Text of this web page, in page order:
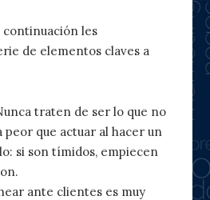
continuación les
de elementos claves a
traten de ser lo que no
peor que actuar al hacer un
si son tímidos, empiecen
ante clientes es muy